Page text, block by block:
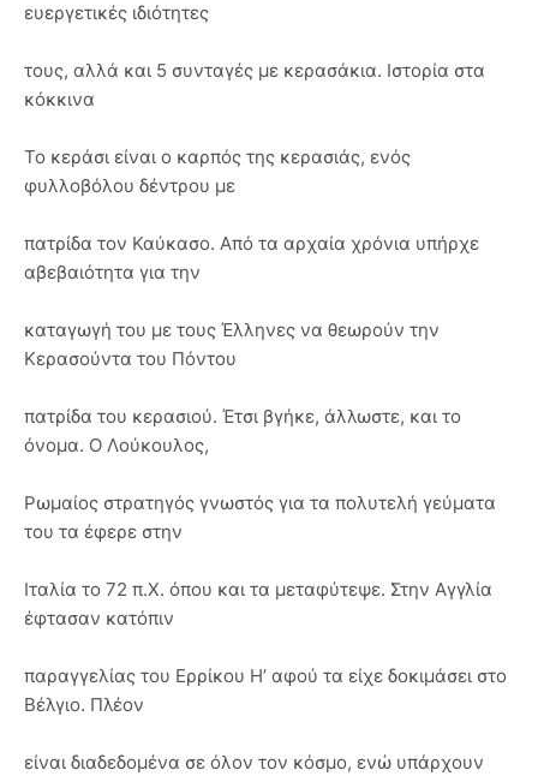
ευεργετικές ιδιότητες
τους, αλλά και 5 συνταγές με κερασάκια. Ιστορία στα
κόκκινα
Το κεράσι είναι ο καρπός της κερασιάς, ενός
φυλλοβόλου δέντρου με
πατρίδα τον Καύκασο. Από τα αρχαία χρόνια υπήρχε
αβεβαιότητα για την
καταγωγή του με τους Έλληνες να θεωρούν την
Κερασούντα του Πόντου
πατρίδα του κερασιού. Έτσι βγήκε, άλλωστε, και το
όνομα. Ο Λούκουλος,
Ρωμαίος στρατηγός γνωστός για τα πολυτελή γεύματα
του τα έφερε στην
Ιταλία το 72 π.Χ. όπου και τα μεταφύτεψε. Στην Αγγλία
έφτασαν κατόπιν
παραγγελίας του Ερρίκου Η’ αφού τα είχε δοκιμάσει στο
Βέλγιο. Πλέον
είναι διαδεδομένα σε όλον τον κόσμο, ενώ υπάρχουν